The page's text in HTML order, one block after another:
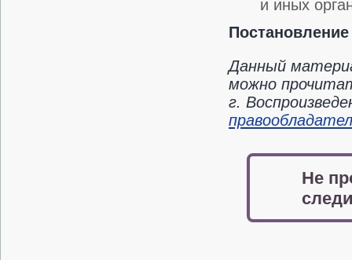
и иных
Постановление
Данный
можно
г.
Не